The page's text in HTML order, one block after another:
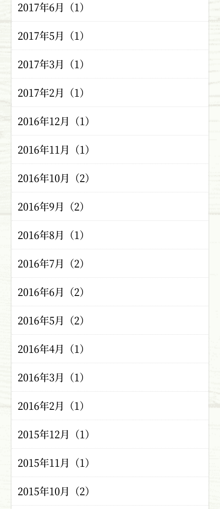
2017年6月（1）
2017年5月（1）
2017年3月（1）
2017年2月（1）
2016年12月（1）
2016年11月（1）
2016年10月（2）
2016年9月（2）
2016年8月（1）
2016年7月（2）
2016年6月（2）
2016年5月（2）
2016年4月（1）
2016年3月（1）
2016年2月（1）
2015年12月（1）
2015年11月（1）
2015年10月（2）